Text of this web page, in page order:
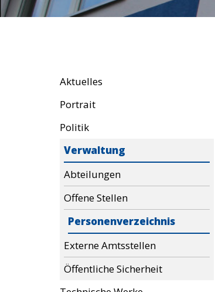
Aktuelles
Portrait
Politik
Verwaltung
Abteilungen
Offene Stellen
Personenverzeichnis
Externe Amtsstellen
Öffentliche Sicherheit